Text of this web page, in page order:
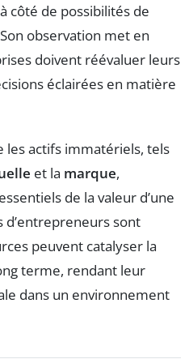
côté de possibilités de
observation met en
doivent réévaluer leurs
éclairées en matière
les actifs immatériels, tels
et la marque,
de la valeur d’une
d’entrepreneurs sont
peuvent catalyser la
terme, rendant leur
dans un environnement